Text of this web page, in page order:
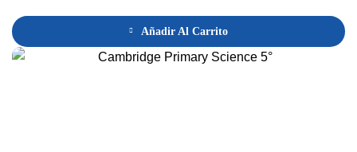
Añadir Al Carrito